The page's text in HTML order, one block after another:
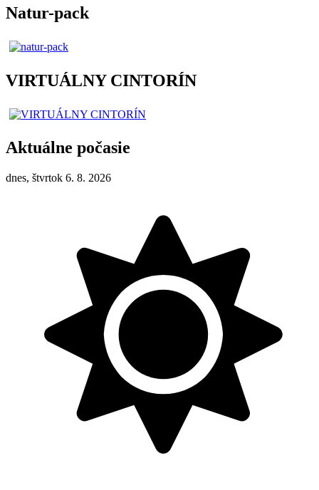
Natur-pack
VIRTUÁLNY CINTORÍN
Aktuálne počasie
dnes, štvrtok 6. 8. 2026